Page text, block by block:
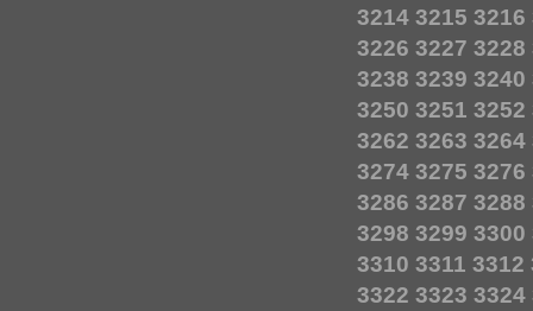
3214 3215 3216
3226 3227 3228
3238 3239 3240
3250 3251 3252
3262 3263 3264
3274 3275 3276
3286 3287 3288
3298 3299 3300
3310 3311 3312
3322 3323 3324